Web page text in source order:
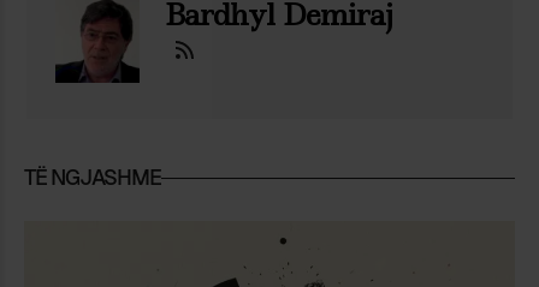
Bardhyl Demiraj
TË NGJASHME